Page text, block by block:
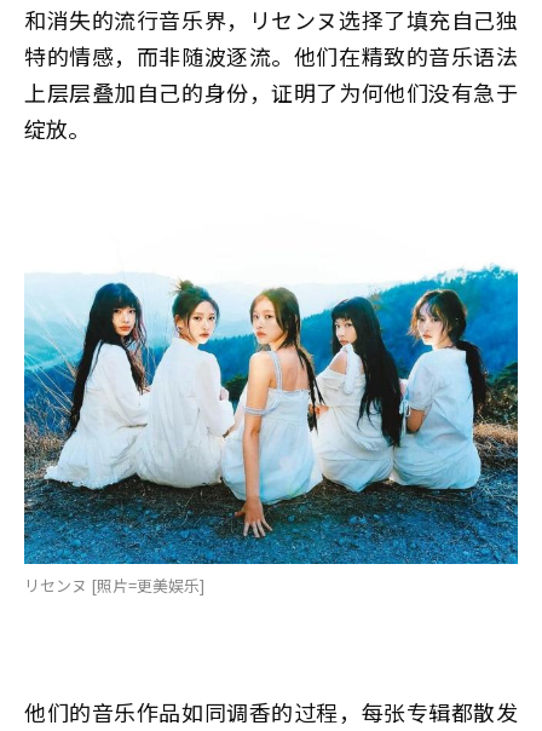
和消失的流行音乐界，リセンヌ选择了填充自己独
特的情感，而非随波逐流。他们在精致的音乐语法
上层层叠加自己的身份，证明了为何他们没有急于
绽放。
リセンヌ [照片=更美娱乐]
他们的音乐作品如同调香的过程，每张专辑都散发